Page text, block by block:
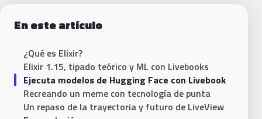
En este artículo
¿Qué es Elixir?
Elixir 1.15, tipado teórico y ML con Livebooks
Ejecuta modelos de Hugging Face con Livebook
Recreando un meme con tecnología de punta
Un repaso de la trayectoria y futuro de LiveView